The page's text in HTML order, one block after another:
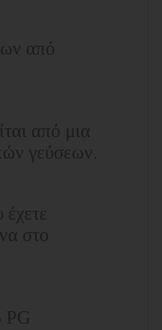
από
από μια
γεύσεων.
στο
PG